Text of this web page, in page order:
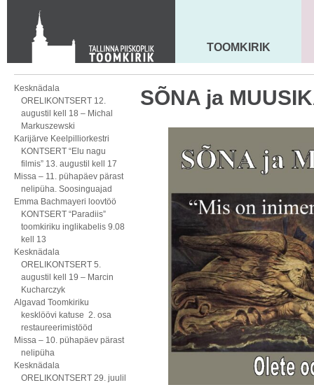
Toom-Kooli 6, 10130 TALLINN
tallinna.toom
+372 644 4140
MAARJA KIRIK
TOOMKIRIK
Kesknädala
ORELIKONTSERT 12.
augustil kell 18 – Michal
Markuszewski
Karijärve Keelpilliorkestri
KONTSERT “Elu nagu
filmis” 13. augustil kell 17
Missa – 11. pühapäev pärast
nelipüha. Soosinguajad
Emma Bachmayeri loovtöö
KONTSERT “Paradiis”
toomkiriku inglikabelis 9.08
kell 13
Kesknädala
ORELIKONTSERT 5.
augustil kell 19 – Marcin
Kucharczyk
Algavad Toomkiriku
kesklöövi katuse 2. osa
restaureerimistööd
Missa – 10. pühapäev pärast
nelipüha
Kesknädala
ORELIKONTSERT 29. juulil
SÕNA ja